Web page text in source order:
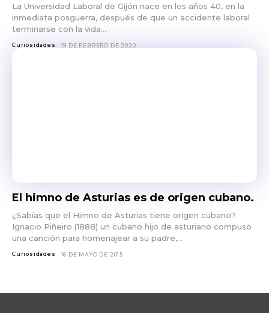
La Universidad Laboral de Gijón nace en los años 40, en la
inmediata posguerra, después de que un accidente laboral
terminarse con la vida...
Curiosidades 19 DE FEBRERO DE 2020
El himno de Asturias es de origen cubano.
¿Sabías que el Himno de Asturias tiene origen cubano?
Ignacio Piñeiro (1888) un cubano hijo de asturiano compuso
una canción para homenajear a su padre,...
Curiosidades 16 DE MAYO DE 2015